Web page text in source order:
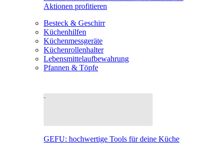
Aktionen profitieren
Besteck & Geschirr
Küchenhilfen
Küchenmessgeräte
Küchenrollenhalter
Lebensmittelaufbewahrung
Pfannen & Töpfe
GEFU: hochwertige Tools für deine Küche